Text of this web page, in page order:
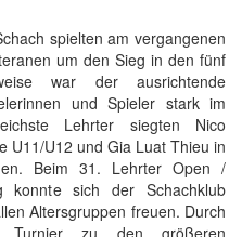
spielten am vergangenen
um den Sieg in den fünf
war der ausrichtende
und Spieler stark im
Lehrter siegten Nico
U11/U12 und Gia Luat Thieu in
Beim 31. Lehrter Open /
konnte sich der Schachklub
Altersgruppen freuen. Durch
Turnier zu den größeren